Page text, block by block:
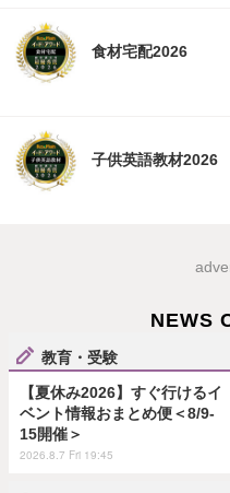
食材宅配2026
子供英語教材2026
NEWS
教育・受験
【夏休み2026】すぐ行けるイ
ベント情報おまとめ便＜8/9-
15開催＞
2026.8.7 Fri 19:45